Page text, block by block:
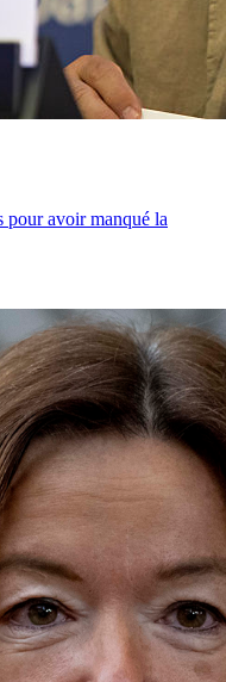
pour avoir manqué la